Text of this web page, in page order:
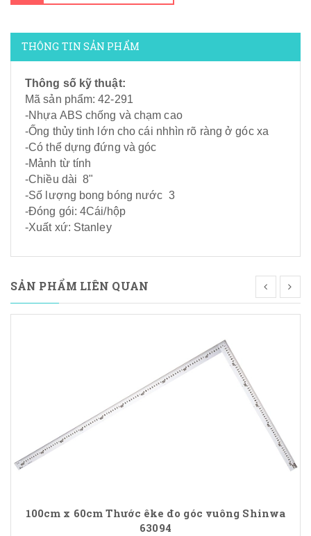
THÔNG TIN SẢN PHẨM
Thông số kỹ thuật:
Mã sản phẩm: 42-291
-Nhựa ABS chống và chạm cao
-Ống thủy tinh lớn cho cái nhhìn rõ ràng ở góc xa
-Có thể dựng đứng và góc
-Mảnh từ tính
-Chiều dài 8"
-Số lượng bong bóng nước 3
-Đóng gói: 4Cái/hộp
-Xuất xứ: Stanley
SẢN PHẨM LIÊN QUAN
100cm x 60cm Thước êke đo góc vuông Shinwa
63094